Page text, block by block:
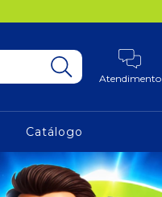
Atendimento
Catálogo